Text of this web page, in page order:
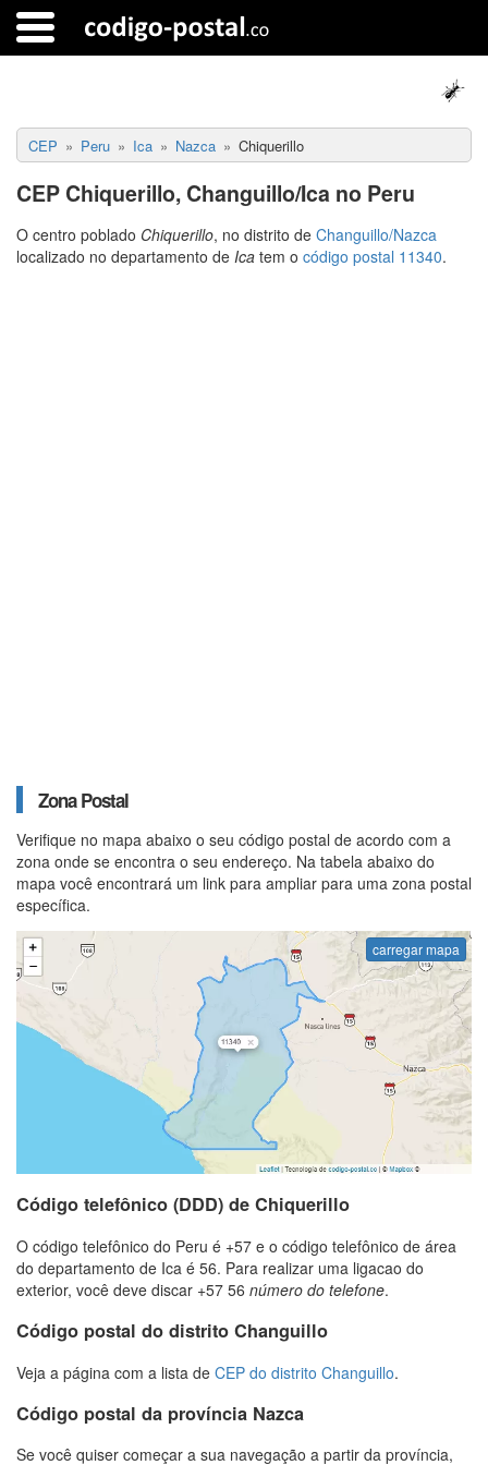
CEP Peru Ica Nazca Chiquerillo
CEP Chiquerillo, Changuillo/Ica no Peru
O centro poblado Chiquerillo, no distrito de Changuillo/Nazca
localizado no departamento de Ica tem o código postal 11340.
Zona Postal
Verifique no mapa abaixo o seu código postal de acordo com a
zona onde se encontra o seu endereço. Na tabela abaixo do
mapa você encontrará um link para ampliar para uma zona postal
específica.
carregar mapa
Código telefônico (DDD) de Chiquerillo
O código telefônico do Peru é +57 e o código telefônico de área
do departamento de Ica é 56. Para realizar uma ligacao do
exterior, você deve discar +57 56 número do telefone.
Código postal do distrito Changuillo
Veja a página com a lista de CEP do distrito Changuillo.
Código postal da província Nazca
Se você quiser começar a sua navegação a partir da província,